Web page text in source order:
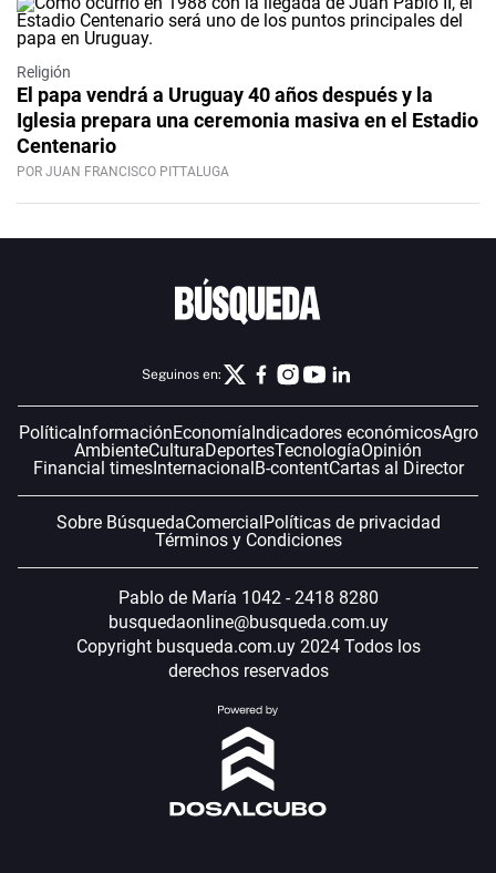
Religión
El papa vendrá a Uruguay 40 años después y la
Iglesia prepara una ceremonia masiva en el Estadio
Centenario
POR JUAN FRANCISCO PITTALUGA
Seguinos en:
PolíticaInformaciónEconomíaIndicadores económicosAgro
AmbienteCulturaDeportesTecnologíaOpinión
Financial timesInternacionalB-contentCartas al Director
Sobre BúsquedaComercialPolíticas de privacidad
Términos y Condiciones
Pablo de María 1042 - 2418 8280
busquedaonline@busqueda.com.uy
Copyright busqueda.com.uy 2024 Todos los
derechos reservados